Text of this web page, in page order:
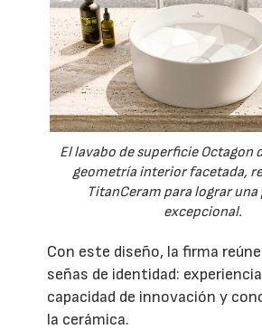
El lavabo de superficie Octagon
geometría interior facetada,
TitanCeram para lograr
excepcional.
Con este diseño, la firma
señas de identidad:
capacidad de innovación y
la cerámica.